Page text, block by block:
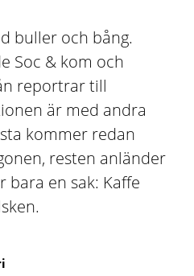
buller och bång.
Soc & kom och
reportrar till
är med andra
kommer redan
resten anländer
bara en sak: Kaffe